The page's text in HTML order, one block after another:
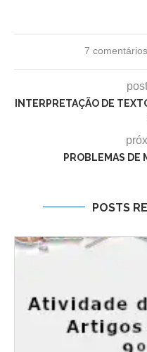
7 comentários
INTERPRETAÇÃO DE
PROBLEMAS DE
POSTS